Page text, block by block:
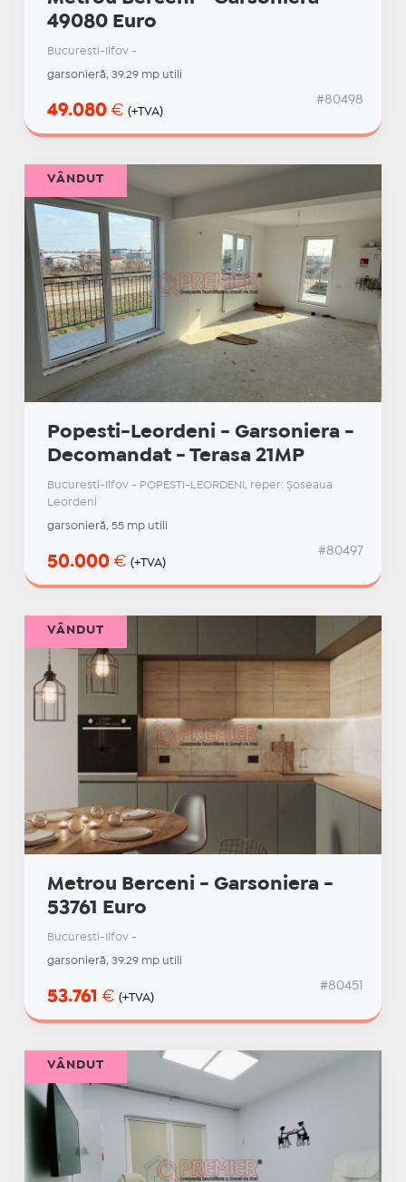
49080 Euro
Bucuresti-Ilfov -
garsonieră, 39.29 mp utili
49.080 € (+TVA)
#80498
Popesti-Leordeni - Garsoniera -
Decomandat - Terasa 21MP
Bucuresti-Ilfov - POPESTI-LEORDENI, reper: Șoseaua
Leordeni
garsonieră, 55 mp utili
50.000 € (+TVA)
#80497
VÂNDUT
Metrou Berceni - Garsoniera -
53761 Euro
Bucuresti-Ilfov -
garsonieră, 39.29 mp utili
53.761 € (+TVA)
#80451
VÂNDUT
VÂNDUT